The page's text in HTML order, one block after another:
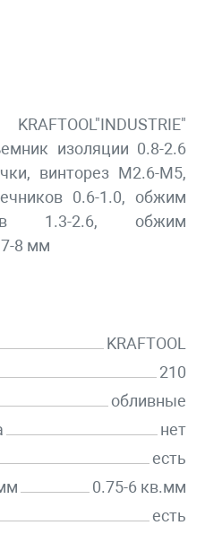
изоляции 0.8-2.6
винторез М2.6-М5,
0.6-1.0, обжим
1.3-2.6, обжим
8 мм
KRAFTOOL
210
обливные
нет
есть
0.75-6 кв.мм
есть